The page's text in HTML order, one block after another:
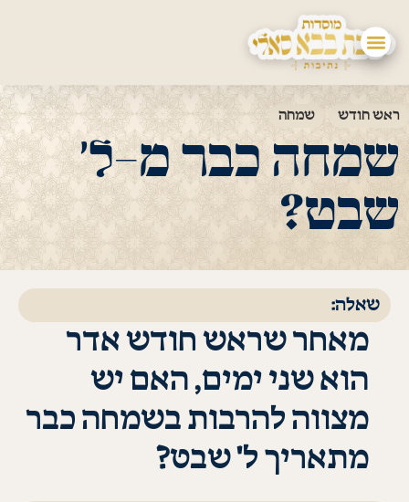
ראש חודש שמחה
שמחה כבר מ-ל׳
שבט?
שאלה:
מאחר שראש חודש אדר
הוא שני ימים, האם יש
מצווה להרבות בשמחה כבר
מתאריך ל' שבט?